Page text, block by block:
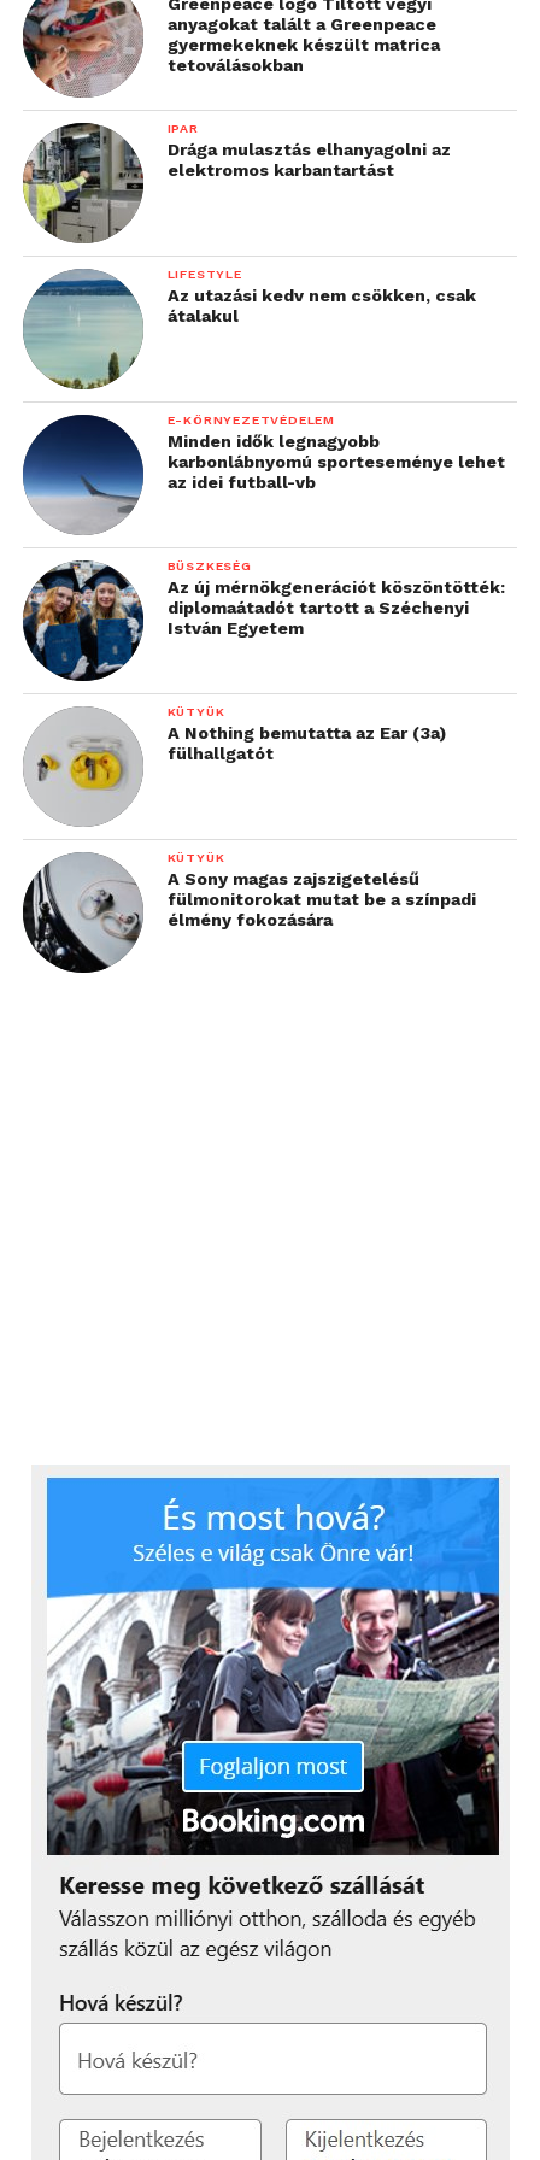
Intervallumfotózás[xix] az idősűrítéses
videókhoz
Szuperlassított[xx] felvételek készítése
akár 1000 képkocka/másodpercig
180 fokban dönthető LCD kijelző, amely
vlogoláshoz alatt is könnyedén
kezelhető
„Az RX100 VII új szintre
emeli a fotózást és a
videózást a kompakt
fényképezőgépek piacán
és biztosak vagyunk
benne, hogy kivételes
sebessége és AF
képességei elnyerik a
felhasználók tetszését”.
Az új kompakt termék
kivételes élményt nyújt a
fotósok számára, akik
ezentúl egy Alpha 9-cel
megegyező erejű és
megbízhatóságú gépet
hordozhatnak a
zsebükben.” – Yann
A kiegészítő USB terminálként és töltőállomásként
is használható, valamint segíti az adatok és képek
továbbítását anélkül, hogy el kellene távolítani tokot.
RX100 VII fényképezőgépés azLCJ-RXK tartótok
2019 augusztusától kapható Európában.
Greenpeace logo Tiltott vegyi
anyagokat talált a Greenpeace
gyermekeknek készült matrica
tetoválásokban
IPAR
Drága mulasztás elhanyagolni az
elektromos karbantartást
LIFESTYLE
Az utazási kedv nem csökken, csak
átalakul
E-KÖRNYEZETVÉDELEM
Minden idők legnagyobb
karbonlábnyomú sporteseménye lehet
az idei futball-vb
BÜSZKESÉG
Az új mérnökgenerációt köszöntötték:
diplomaátadót tartott a Széchenyi
István Egyetem
KÜTYÜK
A Nothing bemutatta az Ear (3a)
fülhallgatót
KÜTYÜK
A Sony magas zajszigetelésű
fülmonitorokat mutat be a színpadi
élmény fokozására